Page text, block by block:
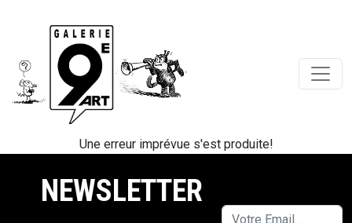
Une erreur imprévue s'est produite!
NEWSLETTER